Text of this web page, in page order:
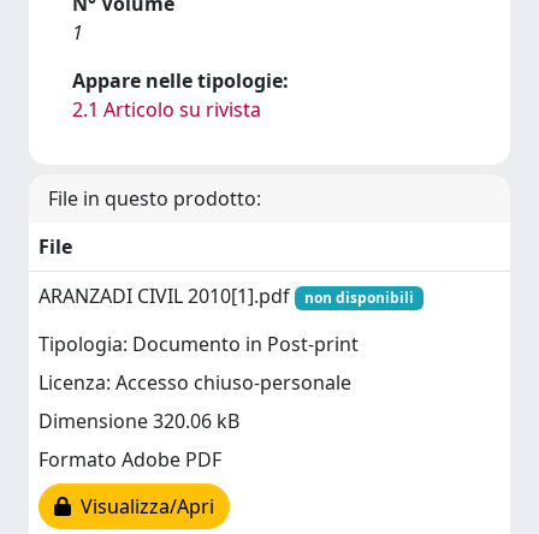
1
Appare nelle tipologie:
2.1 Articolo su rivista
File in questo prodotto:
File
ARANZADI CIVIL 2010[1].pdf
non disponibili
Tipologia: Documento in Post-print
Licenza: Accesso chiuso-personale
Dimensione 320.06 kB
Formato Adobe PDF
Visualizza/Apri